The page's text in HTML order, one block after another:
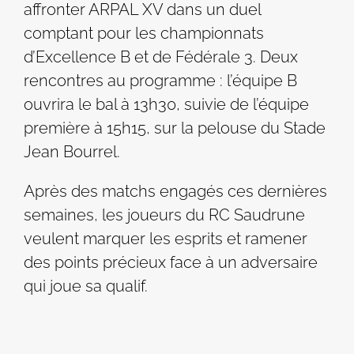
affronter ARPAL XV dans un duel
comptant pour les championnats
d’Excellence B et de Fédérale 3. Deux
rencontres au programme : l’équipe B
ouvrira le bal à 13h30, suivie de l’équipe
première à 15h15, sur la pelouse du Stade
Jean Bourrel.
Après des matchs engagés ces dernières
semaines, les joueurs du RC Saudrune
veulent marquer les esprits et ramener
des points précieux face à un adversaire
qui joue sa qualif.